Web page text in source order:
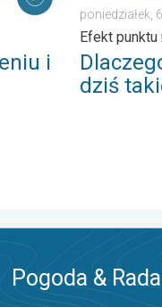
i
poniedziałek,
Efekt punktu
dziś
Pogoda &